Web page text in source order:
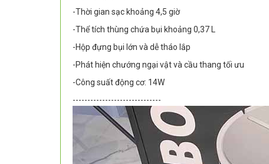
-Thời gian sạc khoảng 4,5 giờ
-Thể tích thùng chứa bụi khoảng 0,37 L
-Hộp đựng bụi lớn và dễ tháo lắp
-Phát hiện chướng ngại vật và cầu thang tối ưu
-Công suất động cơ: 14W
------------------------------